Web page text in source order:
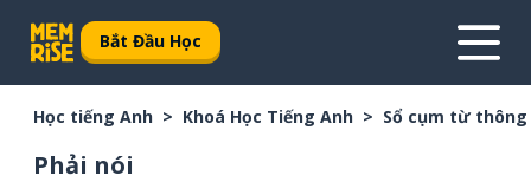
Bắt Đầu Học
Học tiếng Anh Khoá Học Tiếng Anh Sổ cụm từ
Phải nói